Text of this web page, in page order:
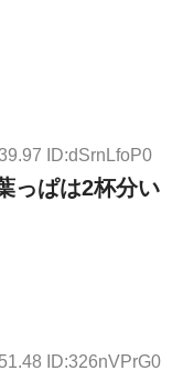
ID:dSrnLfoP0
っぱは2杯分い
ID:326nVPrG0